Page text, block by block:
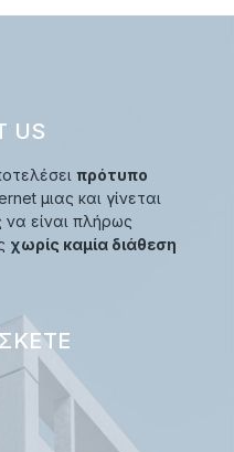
US
πρότυπο
μιας και γίνεται
είναι πλήρως
χωρίς καμία διάθεση